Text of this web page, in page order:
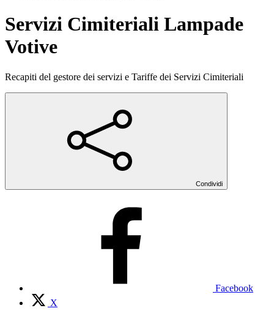
Servizi Cimiteriali Lampade
Votive
Recapiti del gestore dei servizi e Tariffe dei Servizi Cimiteriali
Condividi
Facebook
X